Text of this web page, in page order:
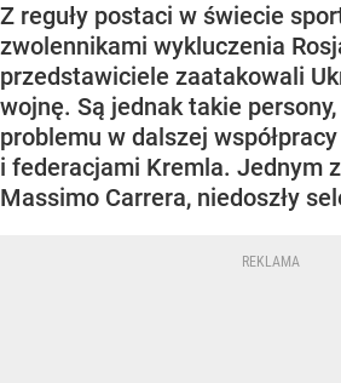
Z reguły postaci w świecie
zwolennikami wykluczenia
przedstawiciele zaatakowali
wojnę. Są jednak takie
problemu w dalszej
i federacjami Kremla. Jednym
Massimo Carrera, niedoszły